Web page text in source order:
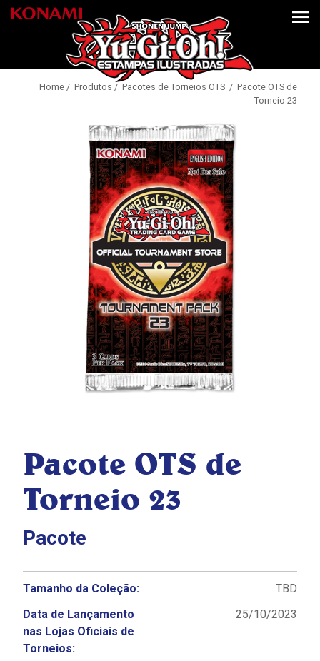
Home / Produtos / Pacotes de Torneios OTS / Pacote OTS de
Torneio 23
Pacote OTS de
Torneio 23
Pacote
Tamanho da Coleção:
TBD
Data de Lançamento
nas Lojas Oficiais de
Torneios:
25/10/2023